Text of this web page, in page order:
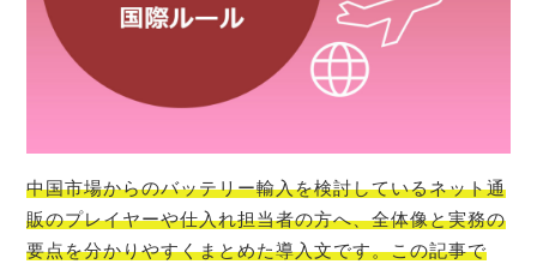
中国市場からのバッテリー輸入を検討しているネット通
販のプレイヤーや仕入れ担当者の方へ、全体像と実務の
要点を分かりやすくまとめた導入文です。この記事で